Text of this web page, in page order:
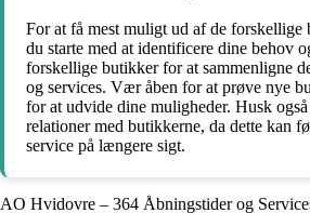
For at få mest muligt ud af de
du starte med at identificere dine behov
forskellige butikker for at sammenligne
og services. Vær åben for at prøve nye
for at udvide dine muligheder. Husk
relationer med butikkerne, da dette kan
service på længere sigt.
AO Hvidovre – 364 Åbningstider og